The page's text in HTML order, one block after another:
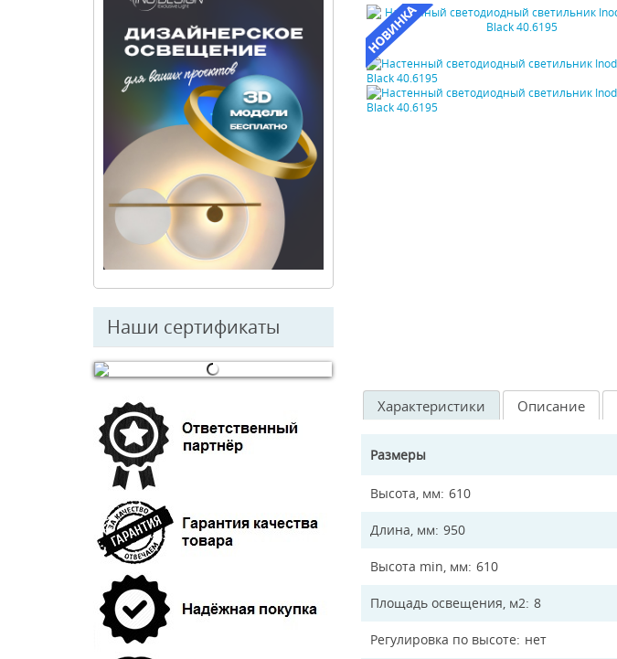
Наши сертификаты
Характеристики Описание
Размеры
Высота, мм 610
Длина, мм 950
Высота min, мм 610
Площадь освещения, м2 8
Регулировка по высоте нет